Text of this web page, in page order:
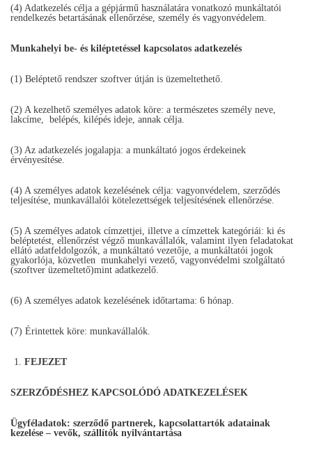
(4) Adatkezelés célja a gépjármű használatára vonatkozó munkáltatói
rendelkezés betartásának ellenőrzése, személy és vagyonvédelem.
Munkahelyi be- és kiléptetéssel kapcsolatos adatkezelés
(1) Beléptető rendszer szoftver útján is üzemeltethető.
(2) A kezelhető személyes adatok köre: a természetes személy neve,
lakcíme, belépés, kilépés ideje, annak célja.
(3) Az adatkezelés jogalapja: a munkáltató jogos érdekeinek
érvényesítése.
(4) A személyes adatok kezelésének célja: vagyonvédelem, szerződés
teljesítése, munkavállalói kötelezettségek teljesítésének ellenőrzése.
(5) A személyes adatok címzettjei, illetve a címzettek kategóriái: ki és
beléptetést, ellenőrzést végző munkavállalók, valamint ilyen feladatokat
ellátó adatfeldolgozók, a munkáltató vezetője, a munkáltatói jogok
gyakorlója, közvetlen munkahelyi vezető, vagyonvédelmi szolgáltató
(szoftver üzemeltető)mint adatkezelő.
(6) A személyes adatok kezelésének időtartama: 6 hónap.
(7) Érintettek köre: munkavállalók.
FEJEZET
SZERZŐDÉSHEZ KAPCSOLÓDÓ ADATKEZELÉSEK
Ügyféladatok: szerződő partnerek, kapcsolattartók adatainak
kezelése – vevők, szállítók nyilvántartása